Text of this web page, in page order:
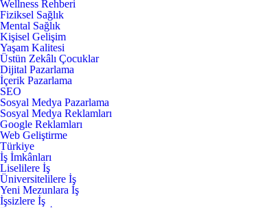
Wellness Rehberi
Fiziksel Sağlık
Mental Sağlık
Kişisel Gelişim
Yaşam Kalitesi
Üstün Zekâlı Çocuklar
Dijital Pazarlama
İçerik Pazarlama
SEO
Sosyal Medya Pazarlama
Sosyal Medya Reklamları
Google Reklamları
Web Geliştirme
Türkiye
İş İmkânları
Liselilere İş
Üniversitelilere İş
Yeni Mezunlara İş
İşsizlere İş